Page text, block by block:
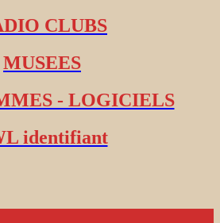
CLUBS
MUSEES
- LOGICIELS
identifiant